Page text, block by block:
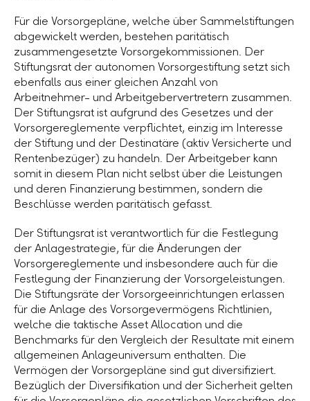
Für die Vorsorgepläne, welche über Sammelstiftungen
abgewickelt werden, bestehen paritätisch
zusammengesetzte Vorsorgekommissionen. Der
Stiftungsrat der autonomen Vorsorgestiftung setzt sich
ebenfalls aus einer gleichen Anzahl von
Arbeitnehmer- und Arbeitgebervertretern zusammen.
Der Stiftungsrat ist aufgrund des Gesetzes und der
Vorsorgereglemente verpflichtet, einzig im Interesse
der Stiftung und der Destinatäre (aktiv Versicherte und
Rentenbezüger) zu handeln. Der Arbeitgeber kann
somit in diesem Plan nicht selbst über die Leistungen
und deren Finanzierung bestimmen, sondern die
Beschlüsse werden paritätisch gefasst.
Der Stiftungsrat ist verantwortlich für die Festlegung
der Anlagestrategie, für die Änderungen der
Vorsorgereglemente und insbesondere auch für die
Festlegung der Finanzierung der Vorsorgeleistungen.
Die Stiftungsräte der Vorsorgeeinrichtungen erlassen
für die Anlage des Vorsorgevermögens Richtlinien,
welche die taktische Asset Allocation und die
Benchmarks für den Vergleich der Resultate mit einem
allgemeinen Anlageuniversum enthalten. Die
Vermögen der Vorsorgepläne sind gut diversifiziert.
Bezüglich der Diversifikation und der Sicherheit gelten